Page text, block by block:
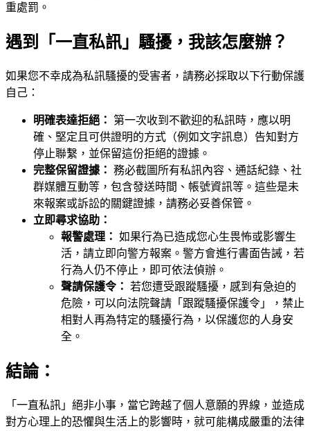
重處罰。
遇到「一直私訊」騷擾，我該怎麼辦？
如果您不幸成為私訊騷擾的受害者，請務必採取以下行動保護
自己：
明確表達拒絕： 第一次收到不歡迎的私訊時，應以明
確、堅定且可供證明的方式（例如文字訊息）告知對方
停止聯繫，並保留這份拒絕的證據。
完整保留證據： 務必截圖所有私訊內容、通話紀錄、社
群媒體互動等，包含發送時間、帳號資訊等。這些是未
來報案或訴訟的關鍵證據，請務必妥善保管。
立即尋求協助：
報警處理： 如果行為已造成您心生畏怖或影響生
活，請立即向警方報案。警方會進行書面告誡，若
行為人仍不停止，即可依法偵辦。
聲請保護令： 若您遭受跟蹤騷擾，感到有急迫的
危險，可以向法院聲請「跟蹤騷擾保護令」，禁止
相對人再為特定的騷擾行為，以保護您的人身安
全。
結論：
「一直私訊」絕非小事，當它跨越了個人意願的界線，並造成
對方心理上的恐懼與生活上的影響時，就可能構成嚴重的法律